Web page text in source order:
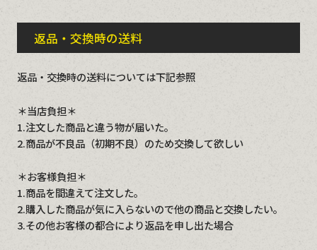
返品・交換時の送料
返品・交換時の送料については下記参照
＊当店負担＊
1.注文した商品と違う物が届いた。
2.商品が不良品（初期不良）のため交換して欲しい
＊お客様負担＊
1.商品を間違えて注文した。
2.購入した商品が気に入らないので他の商品と交換したい。
3.その他お客様の都合により返品を申し出た場合